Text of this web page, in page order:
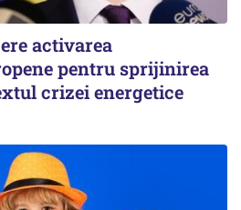
activarea
pentru sprijinirea
crizei energetice